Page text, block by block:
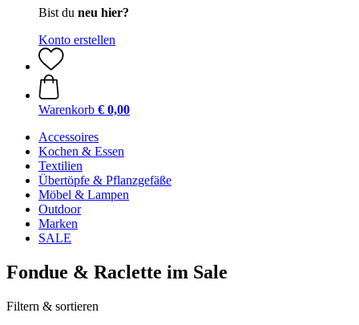
Bist du neu hier?
Konto erstellen
Warenkorb € 0,00
Accessoires
Kochen & Essen
Textilien
Übertöpfe & Pflanzgefäße
Möbel & Lampen
Outdoor
Marken
SALE
Fondue & Raclette im Sale
Filtern & sortieren